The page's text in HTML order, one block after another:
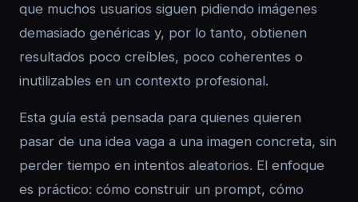
que muchos usuarios siguen pidiendo imágenes
demasiado genéricas y, por lo tanto, obtienen
resultados poco creíbles, poco coherentes o
inutilizables en un contexto profesional.
Esta guía está pensada para quienes quieren
pasar de una idea vaga a una imagen concreta, sin
perder tiempo en intentos aleatorios. El enfoque
es práctico: cómo construir un prompt, cómo